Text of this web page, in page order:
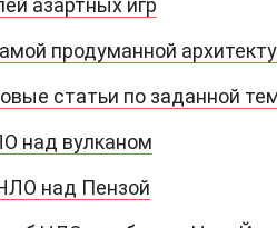
азартных игр
продуманной
статьи по заданной
над вулканом
над Пензой